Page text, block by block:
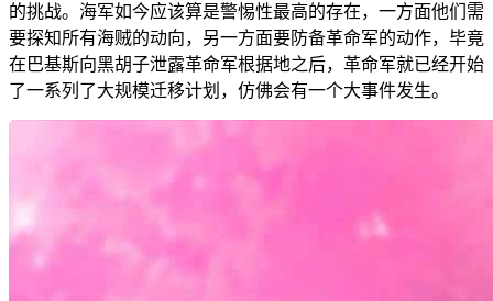
的挑战。海军如今应该算是警惕性最高的存在，一方面他们需
要探知所有海贼的动向，另一方面要防备革命军的动作，毕竟
在巴基斯向黑胡子泄露革命军根据地之后，革命军就已经开始
了一系列了大规模迁移计划，仿佛会有一个大事件发生。